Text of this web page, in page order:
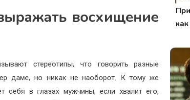
восхищение
стереотипы, что говорить разные
даме, но никак не наоборот. К тому же
в глазах мужчины, если хвалит его,